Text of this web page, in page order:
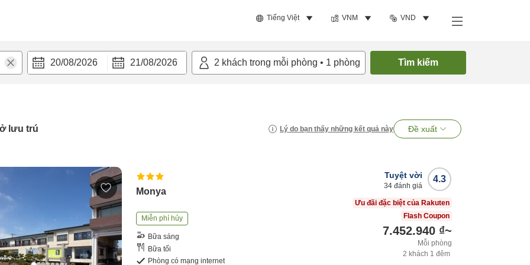
Tiếng Việt VNM VND
20/08/2026 21/08/2026 2 khách trong mỗi phòng • 1 phòng Tìm kiếm
lưu trú Lý do bạn thấy những kết quả này Đề xuất
Monya
Miễn phí hủy
Bữa sáng
Bữa tối
Phòng có mạng internet
4.3
Tuyệt vời
34 đánh giá
Ưu đãi đặc biệt của Rakuten
Flash Coupon
7.452.940 ₫~
Mỗi phòng
2 khách 1 đêm